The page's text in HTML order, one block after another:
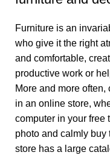
Furniture is an
who give it the right
and comfortable,
productive work or
More and more
in an online store,
computer in your free
photo and calmly
store has a large